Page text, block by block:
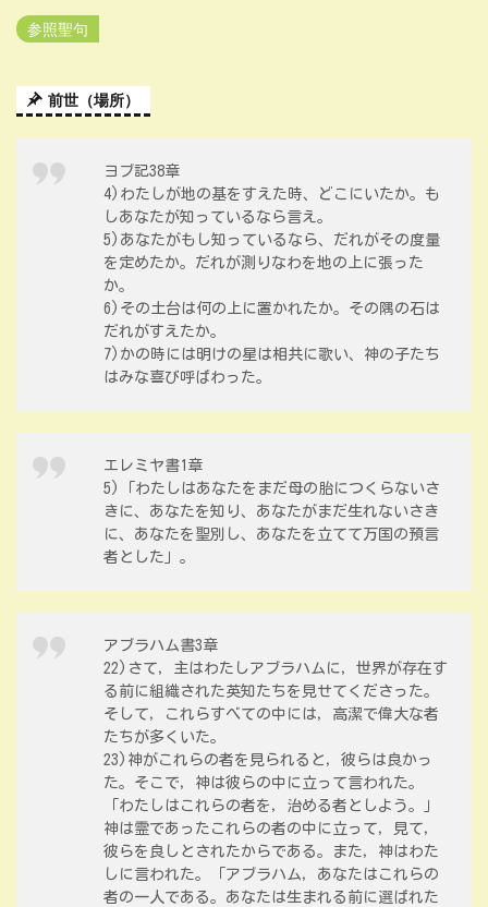
参照聖句
前世（場所）
ヨブ記38章
4)わたしが地の基をすえた時、どこにいたか。も
しあなたが知っているなら言え。
5)あなたがもし知っているなら、だれがその度量
を定めたか。だれが測りなわを地の上に張った
か。
6)その土台は何の上に置かれたか。その隅の石は
だれがすえたか。
7)かの時には明けの星は相共に歌い、神の子たち
はみな喜び呼ばわった。
エレミヤ書1章
5)「わたしはあなたをまだ母の胎につくらないさ
きに、あなたを知り、あなたがまだ生れないさき
に、あなたを聖別し、あなたを立てて万国の預言
者とした」。
アブラハム書3章
22)さて，主はわたしアブラハムに，世界が存在す
る前に組織された英知たちを見せてくださった。
そして，これらすべての中には，高潔で偉大な者
たちが多くいた。
23)神がこれらの者を見られると，彼らは良かっ
た。そこで，神は彼らの中に立って言われた。
「わたしはこれらの者を，治める者としよう。」
神は霊であったこれらの者の中に立って，見て，
彼らを良しとされたからである。また，神はわた
しに言われた。「アブラハム，あなたはこれらの
者の一人である。あなたは生まれる前に選ばれた